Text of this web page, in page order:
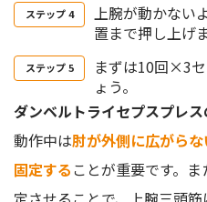
上腕が動かない
置まで押し上げま
まずは10回×3
ょう。
ダンベルトライセプスプレ
動作中は肘が外側に広がら
固定する ことが重要です。